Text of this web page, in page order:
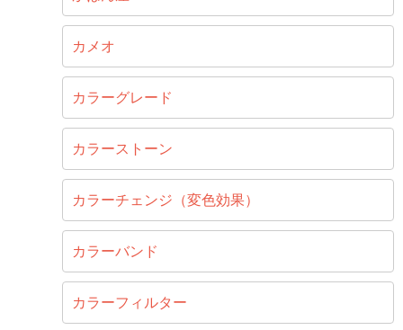
カメオ
カラーグレード
カラーストーン
カラーチェンジ（変色効果）
カラーバンド
カラーフィルター